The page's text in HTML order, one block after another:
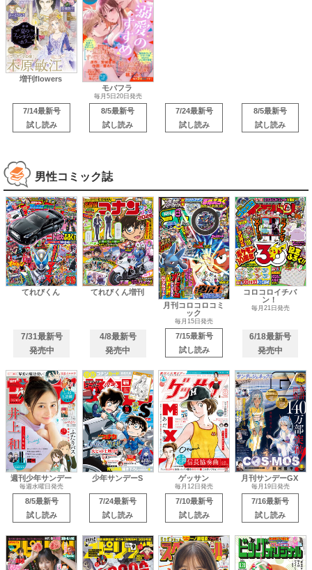
増刊flowers
7/14最新号
試し読み
モバフラ
毎月5日20日発売
8/5最新号
試し読み
7/24最新号
試し読み
8/5最新号
試し読み
男性コミック誌
てれびくん
7/31最新号
発売中
てれびくん増刊
4/8最新号
発売中
月刊コロコロコミ
ック
毎月15日発売
7/15最新号
試し読み
コロコロイチバ
ン！
毎月21日発売
6/18最新号
発売中
週刊少年サンデー
毎週水曜日発売
8/5最新号
試し読み
少年サンデーS
7/24最新号
試し読み
ゲッサン
毎月12日発売
7/10最新号
試し読み
月刊サンデーGX
毎月19日発売
7/16最新号
試し読み